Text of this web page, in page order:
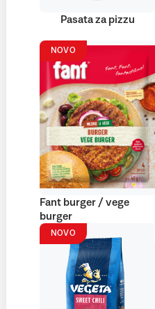
Pasata za pizzu
NOVO
Fant burger / vege
burger
NOVO